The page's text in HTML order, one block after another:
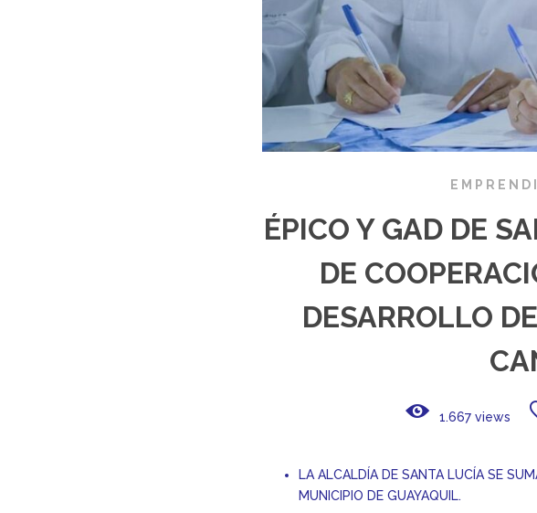
ÉPICO Y GAD DE
DE
DESARROLLO
1.667 views
LA ALCALDÍA DE SANTA LUCÍA SE
MUNICIPIO DE GUAYAQUIL.